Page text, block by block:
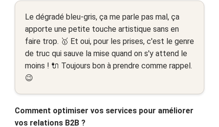
Le dégradé bleu-gris, ça me parle pas mal, ça
apporte une petite touche artistique sans en
faire trop. 🥇 Et oui, pour les prises, c'est le genre
de truc qui sauve la mise quand on s'y attend le
moins ! 🔌 Toujours bon à prendre comme rappel.
😉
Comment optimiser vos services pour améliorer
vos relations B2B ?